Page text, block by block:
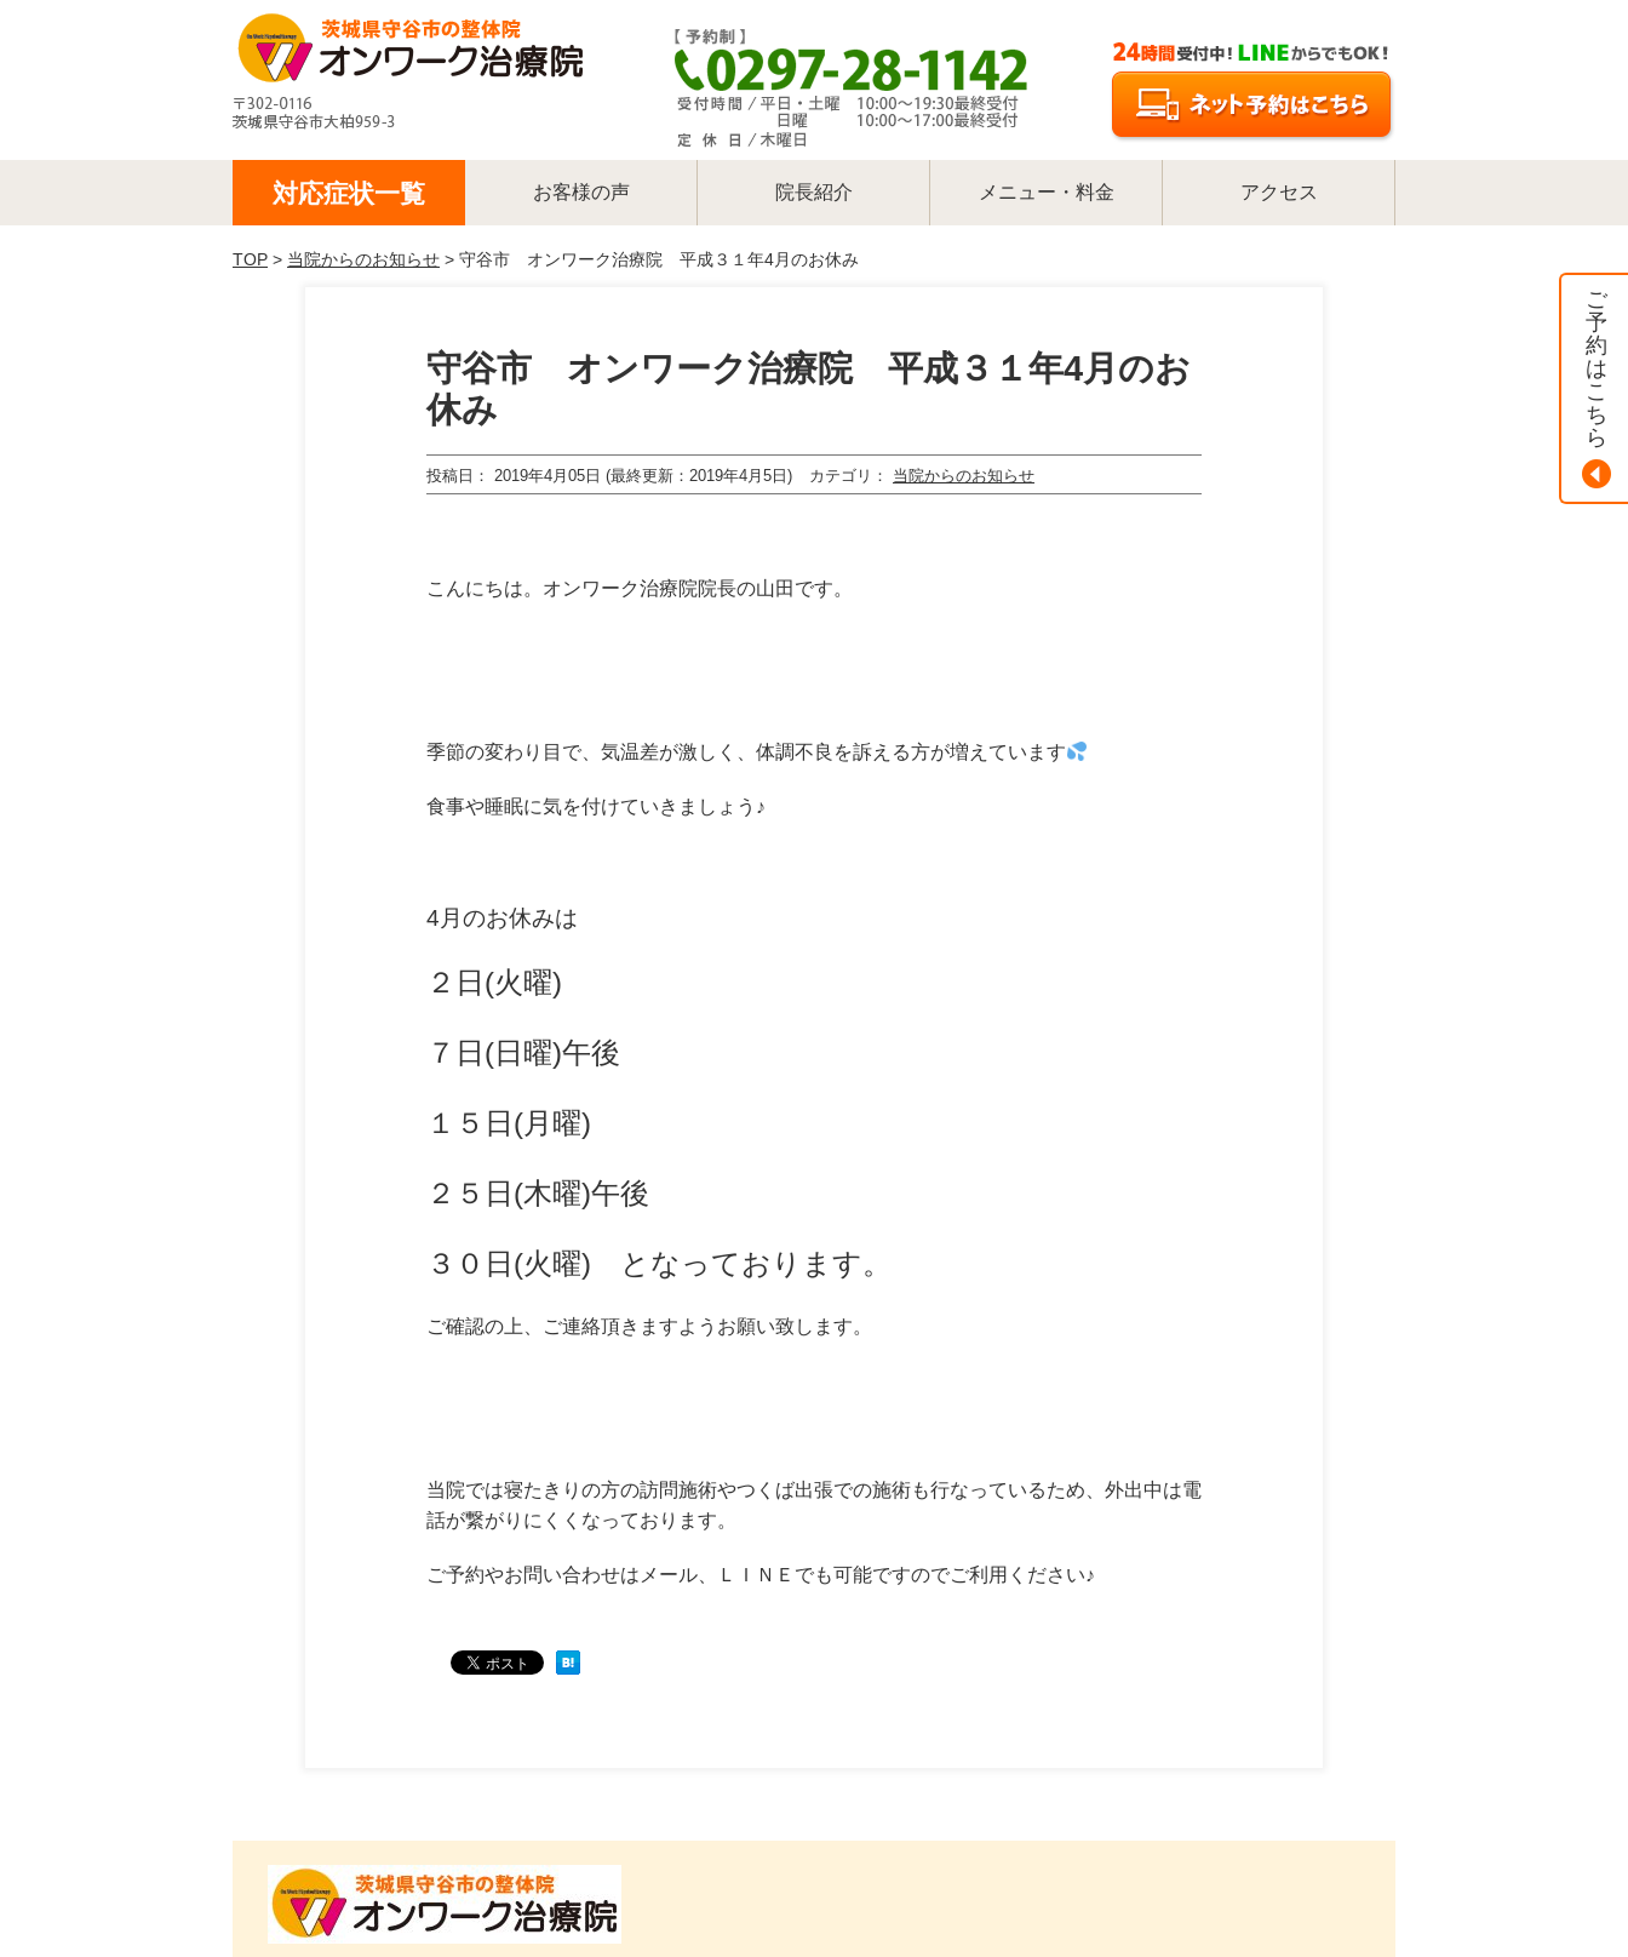
対応症状一覧 お客様の声 院長紹介 メニュー・料金 アクセス
TOP > 当院からのお知らせ > 守谷市 オンワーク治療院 平成３１年4月のお休み
守谷市 オンワーク治療院 平成３１年4月のお
休み
投稿日 2019年4月05日 (最終更新：2019年4月5日) カテゴリ 当院からのお知らせ
こんにちは。オンワーク治療院院長の山田です。
季節の変わり目で、気温差が激しく、体調不良を訴える方が増えています
食事や睡眠に気を付けていきましょう♪
4月のお休みは
２日(火曜)
７日(日曜)午後
１５日(月曜)
２５日(木曜)午後
３０日(火曜) となっております。
ご確認の上、ご連絡頂きますようお願い致します。
当院では寝たきりの方の訪問施術やつくば出張での施術も行なっているため、外出中は電
話が繋がりにくくなっております。
ご予約やお問い合わせはメール、ＬＩＮＥでも可能ですのでご利用ください♪
ご
予
約
は
こ
ち
ら